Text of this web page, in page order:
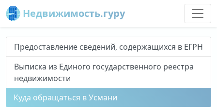
Недвижимость.гуру
Предоставление сведений, содержащихся в ЕГРН
Выписка из Единого государственного реестра
недвижимости
Куда обращаться в Усмани